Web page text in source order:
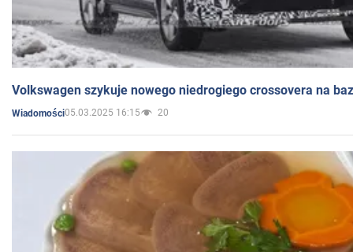
Volkswagen szykuje nowego niedrogiego crossovera na
Wiadomości05.03.2025 16:15 20